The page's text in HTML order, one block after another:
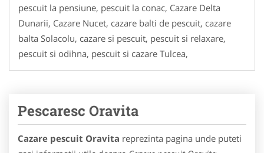
pescuit la pensiune, pescuit la conac, Cazare Delta
Dunarii, Cazare Nucet, cazare balti de pescuit, cazare
balta Solacolu, cazare si pescuit, pescuit si relaxare,
pescuit si odihna, pescuit si cazare Tulcea,
Pescaresc Oravita
Cazare pescuit Oravita reprezinta pagina unde puteti